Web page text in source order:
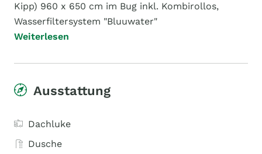
Kipp) 960 x 650 cm im Bug inkl. Kombirollos,
Wasserfiltersystem "Bluuwater"
Weiterlesen
Ausstattung
Dachluke
Dusche